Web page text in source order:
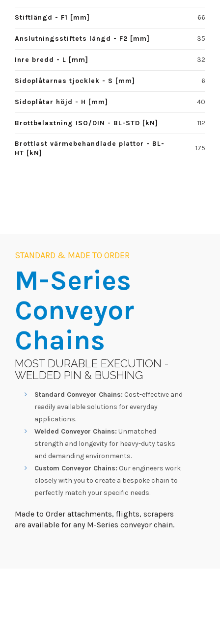
Stiftlängd - F1 [mm] 66
Anslutningsstiftets längd - F2 [mm] 35
Inre bredd - L [mm] 32
Sidoplåtarnas tjocklek - S [mm] 6
Sidoplåtar höjd - H [mm] 40
Brottbelastning ISO/DIN - BL-STD [kN] 112
Brottlast värmebehandlade plattor - BL-
HT [kN]
175
STANDARD & MADE TO ORDER
M-Series
Conveyor
Chains
MOST DURABLE EXECUTION -
WELDED PIN & BUSHING
Standard Conveyor Chains: Cost-effective and
readily available solutions for everyday
applications.
Welded Conveyor Chains: Unmatched
strength and longevity for heavy-duty tasks
and demanding environments.
Custom Conveyor Chains: Our engineers work
closely with you to create a bespoke chain to
perfectly match your specific needs.
Made to Order attachments, flights, scrapers
are available for any M-Series conveyor chain.